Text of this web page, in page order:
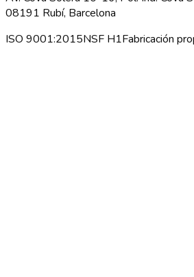
08191 Rubí, Barcelona
ISO 9001:2015NSF H1Fabricación